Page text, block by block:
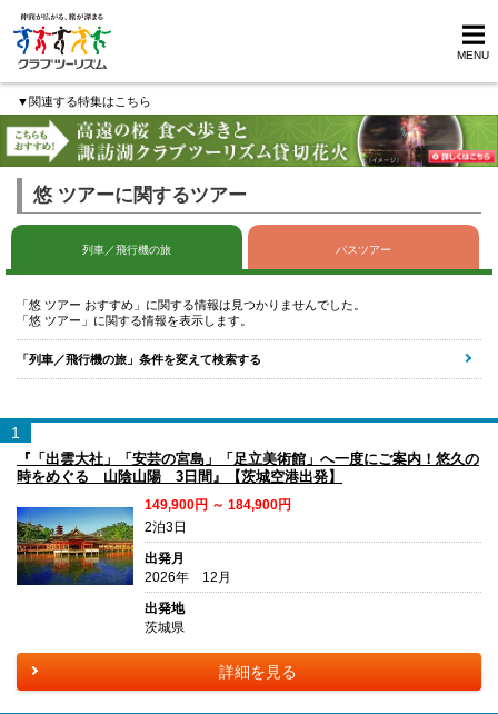
MENU
▼関連する特集はこちら
悠 ツアーに関するツアー
列車／飛行機の旅 バスツアー
「悠 ツアー おすすめ」に関する情報は見つかりませんでした。
「悠 ツアー」に関する情報を表示します。
「列車／飛行機の旅」条件を変えて検索する
1
『「出雲大社」「安芸の宮島」「足立美術館」へ一度にご案内！悠久の
時をめぐる 山陰山陽 3日間』【茨城空港出発】
149,900円 ～ 184,900円
2泊3日
出発月
2026年 12月
出発地
茨城県
詳細を見る